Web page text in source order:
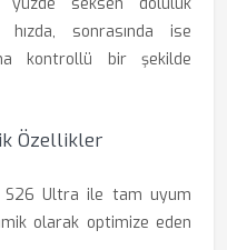
sonrasında ise
kontrollü bir şekilde
Özellikler
S26 Ultra ile tam uyum
olarak optimize eden